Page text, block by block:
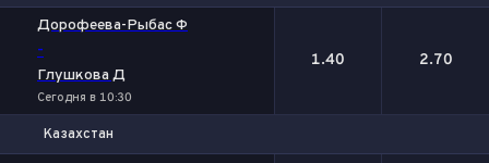
Дорофеева-Рыбас Ф
-
Глушкова Д
Сегодня в 10:30
1.40 2.70
Казахстан